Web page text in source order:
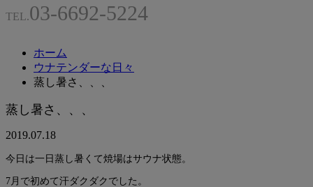
TEL.03-6692-5224
ホーム
ウナテンダーな日々
蒸し暑さ、、、
蒸し暑さ、、、
2019.07.18
今日は一日蒸し暑くて焼場はサウナ状態。
7月で初めて汗ダクダクでした。